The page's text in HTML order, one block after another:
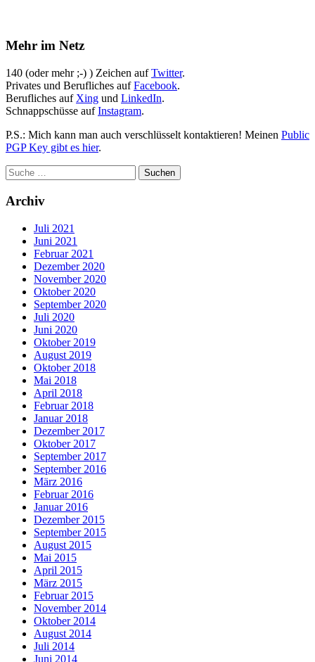
Mehr im Netz
140 (oder mehr ;-) ) Zeichen aufTwitter.
Privates und Berufliches aufFacebook.
Berufliches auf Xing und LinkedIn.
Schnappschüsse aufInstagram.
P.S.: Mich kann man auch verschlüsselt kontaktieren! Meinen Public
PGP Key gibt es hier.
Archiv
Juli 2021
Juni 2021
Februar 2021
Dezember 2020
November 2020
Oktober 2020
September 2020
Juli 2020
Juni 2020
Oktober 2019
August 2019
Oktober 2018
Mai 2018
April 2018
Februar 2018
Januar 2018
Dezember 2017
Oktober 2017
September 2017
September 2016
März 2016
Februar 2016
Januar 2016
Dezember 2015
September 2015
August 2015
Mai 2015
April 2015
März 2015
Februar 2015
November 2014
Oktober 2014
August 2014
Juli 2014
Juni 2014